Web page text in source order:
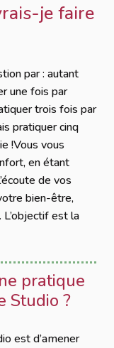
je faire
par : autant
une fois par
trois fois par
pratiquer cinq
!Vous vous
en étant
de vos
bien-être,
est la
pratique
Studio ?
est d’amener